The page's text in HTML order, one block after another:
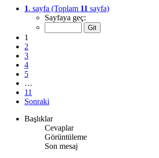
1. sayfa (Toplam 11 sayfa)
Sayfaya geç:
1
2
3
4
5
…
11
Sonraki
Başlıklar
Cevaplar
Görüntüleme
Son mesaj